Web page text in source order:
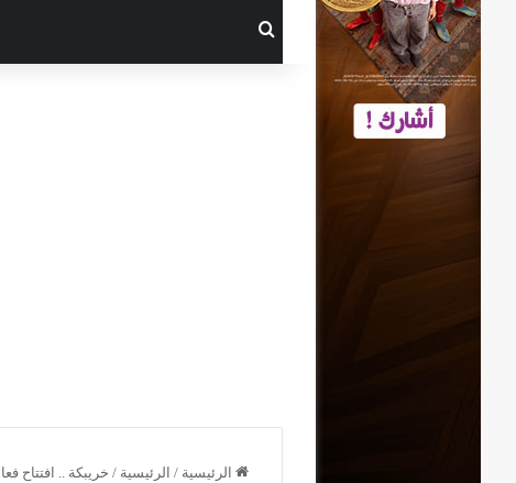
الرئيسية / الرئيسية / خريبكة .. افتتاح